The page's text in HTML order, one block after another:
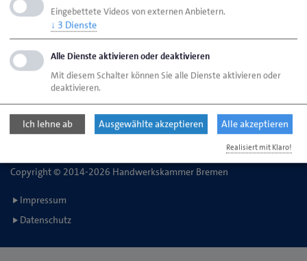
Handwerkskammer Bremen
Ansgaritorstr. 24
28195 Bremen
Telefon: 0421 30500-0
E-Mail:service@hwk-bremen.de
Copyright © 2014-2026 Handwerkskammer Bremen
Impressum
Datenschutz
Eingebettete Videos von externen Anbietern.
↓ 3 Dienste
Alle Dienste aktivieren oder deaktivieren
Mit diesem Schalter können Sie alle Dienste aktivieren oder
deaktivieren.
Ich lehne ab Ausgewählte akzeptieren Alle akzeptieren
Realisiert mit Klaro!